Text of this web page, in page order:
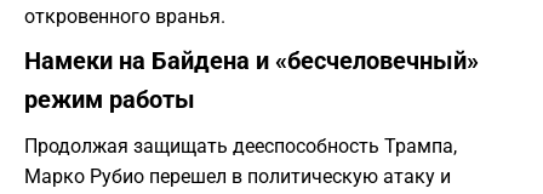
откровенного вранья.
Намеки на Байдена и «бесчеловечный»
режим работы
Продолжая защищать дееспособность Трампа,
Марко Рубио перешел в политическую атаку и